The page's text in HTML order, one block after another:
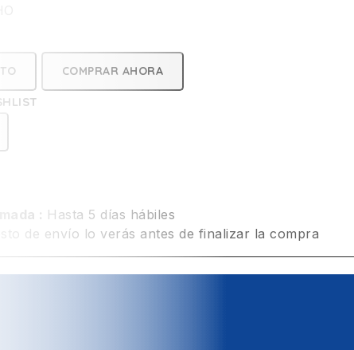
COMPRAR AHORA
: Hasta 5 días hábiles
de envío lo verás antes de finalizar la compra